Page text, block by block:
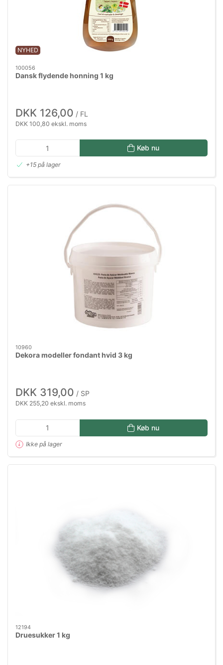
NYHED
100056
Dansk flydende honning 1 kg
DKK 126,00 / FL
DKK 100,80 ekskl. moms
Køb nu
+15 på lager
10960
Dekora modeller fondant hvid 3 kg
DKK 319,00 / SP
DKK 255,20 ekskl. moms
Køb nu
Ikke på lager
12194
Druesukker 1 kg